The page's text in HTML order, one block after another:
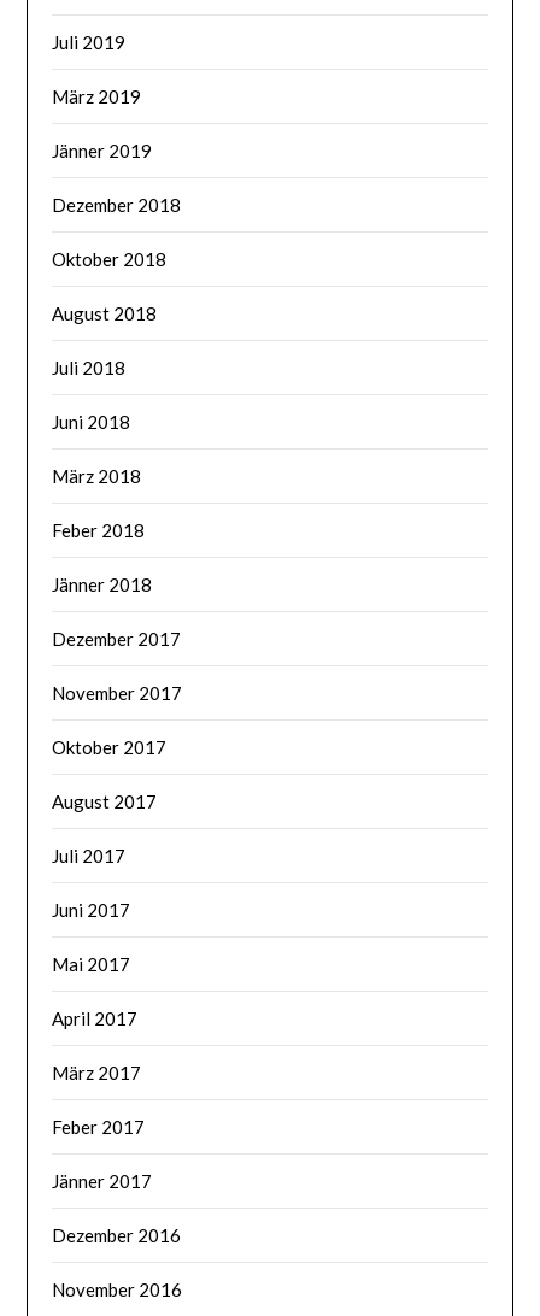
Juli 2019
März 2019
Jänner 2019
Dezember 2018
Oktober 2018
August 2018
Juli 2018
Juni 2018
März 2018
Feber 2018
Jänner 2018
Dezember 2017
November 2017
Oktober 2017
August 2017
Juli 2017
Juni 2017
Mai 2017
April 2017
März 2017
Feber 2017
Jänner 2017
Dezember 2016
November 2016